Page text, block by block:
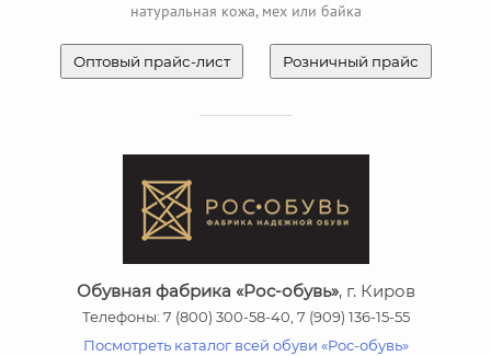
натуральная кожа, мех или байка
Оптовый прайс-лист Розничный прайс
Обувная фабрика «Рос-обувь», г. Киров
Телефоны: 7 (800) 300-58-40, 7 (909) 136-15-55
Посмотреть каталог всей обуви «Рос-обувь»